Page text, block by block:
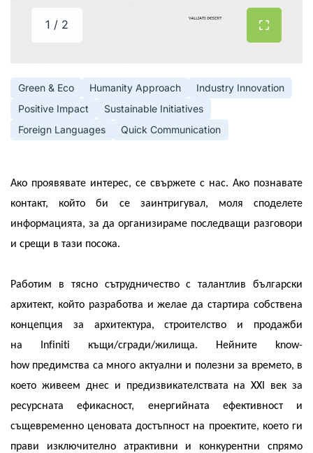
1 / 2
Green & Eco Humanity Approach
Industry Innovation
Positive Impact
Sustainable Initiatives
Foreign Languages
Quick Communication
Ако проявявате интерес, се свържете с нас. Ако познавате
контакт, който би се заинтригувал, моля споделете
информацията, за да организираме последващи разговори
и срещи в тази посока.
Работим в тясно сътрудничество с талантлив български
архитект, който разработва и желае да стартира собствена
концепция за архитектура, строителство и продажби
на
Infiniti къщи/сгради/жилища. Нейните
know-
how предимства са много актуални и полезни за времето, в
което живеем днес и предизвикателствата наXXI век за
ресурсната ефикасност, енергийната ефективност и
същевременно ценовата достъпност на проектите, което ги
прави изключително атрактивни и конкурентни спрямо